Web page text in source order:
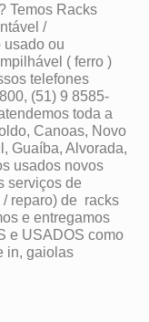
Temos Racks
/
usado ou
( ferro )
telefones
(51) 9 8585-
toda a
Canoas, Novo
Guaíba, Alvorada,
usados novos
serviços de
/ reparo) de racks
e entregamos
e USADOS como
in, gaiolas